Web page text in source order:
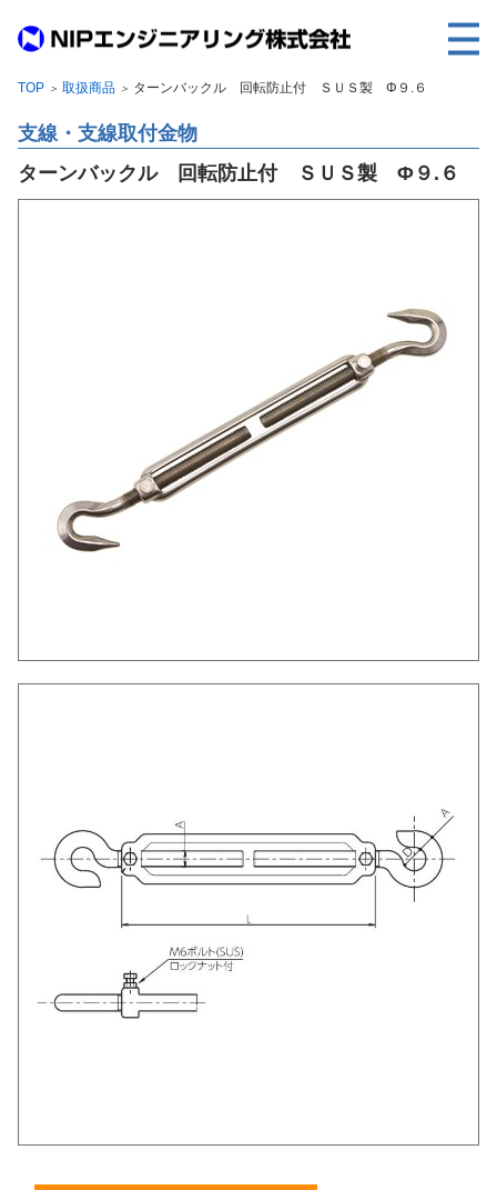
事業内容
取扱製品
個人データの共同利用について
TOP ＞ 取扱商品 ＞ ターンバックル 回転防止付 ＳＵＳ製 Φ９.６
支線・支線取付金物
ターンバックル 回転防止付 ＳＵＳ製 Φ９.６